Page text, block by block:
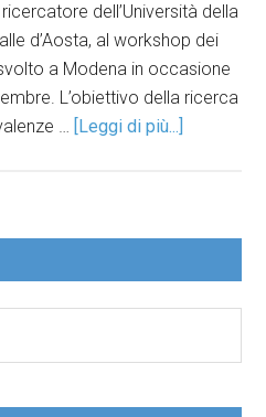
dell’Università della
d’Aosta, al workshop dei
a Modena in occasione
L’obiettivo della ricerca
… [Leggi di più...]